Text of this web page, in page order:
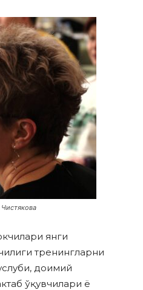
янги
тренингларни
доимий
ўқувчилари ё